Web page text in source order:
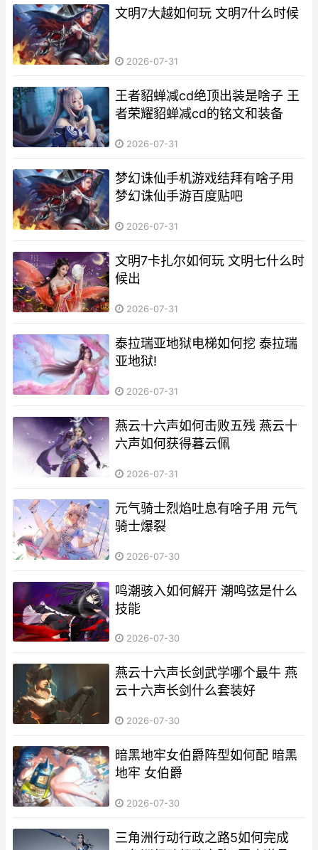
文明7大越如何玩 文明7什么时候
2026-07-31
王者貂蝉减cd绝顶出装是啥子 王
者荣耀貂蝉减cd的铭文和装备
2026-07-31
梦幻诛仙手机游戏结拜有啥子用
梦幻诛仙手游百度贴吧
2026-07-31
文明7卡扎尔如何玩 文明七什么时
候出
2026-07-31
泰拉瑞亚地狱电梯如何挖 泰拉瑞
亚地狱!
2026-07-31
燕云十六声如何击败五残 燕云十
六声如何获得暮云佩
2026-07-31
元气骑士烈焰吐息有啥子用 元气
骑士爆裂
2026-07-30
鸣潮骇入如何解开 潮鸣弦是什么
技能
2026-07-30
燕云十六声长剑武学哪个最牛 燕
云十六声长剑什么套装好
2026-07-30
暗黑地牢女伯爵阵型如何配 暗黑
地牢 女伯爵
2026-07-30
三角洲行动行政之路5如何完成